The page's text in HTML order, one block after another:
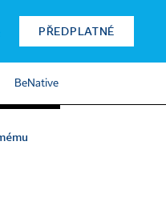
PŘEDPLATNÉ
BeNative